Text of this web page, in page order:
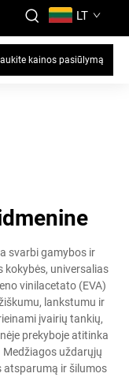
LT
kainos pasiūlymą
svarbi gamybos ir
universalias
vinilacetato (EVA)
lankstumu ir
įvairių tankių,
prekyboje atitinka
Medžiagos uždarųjų
atsparumą ir šilumos